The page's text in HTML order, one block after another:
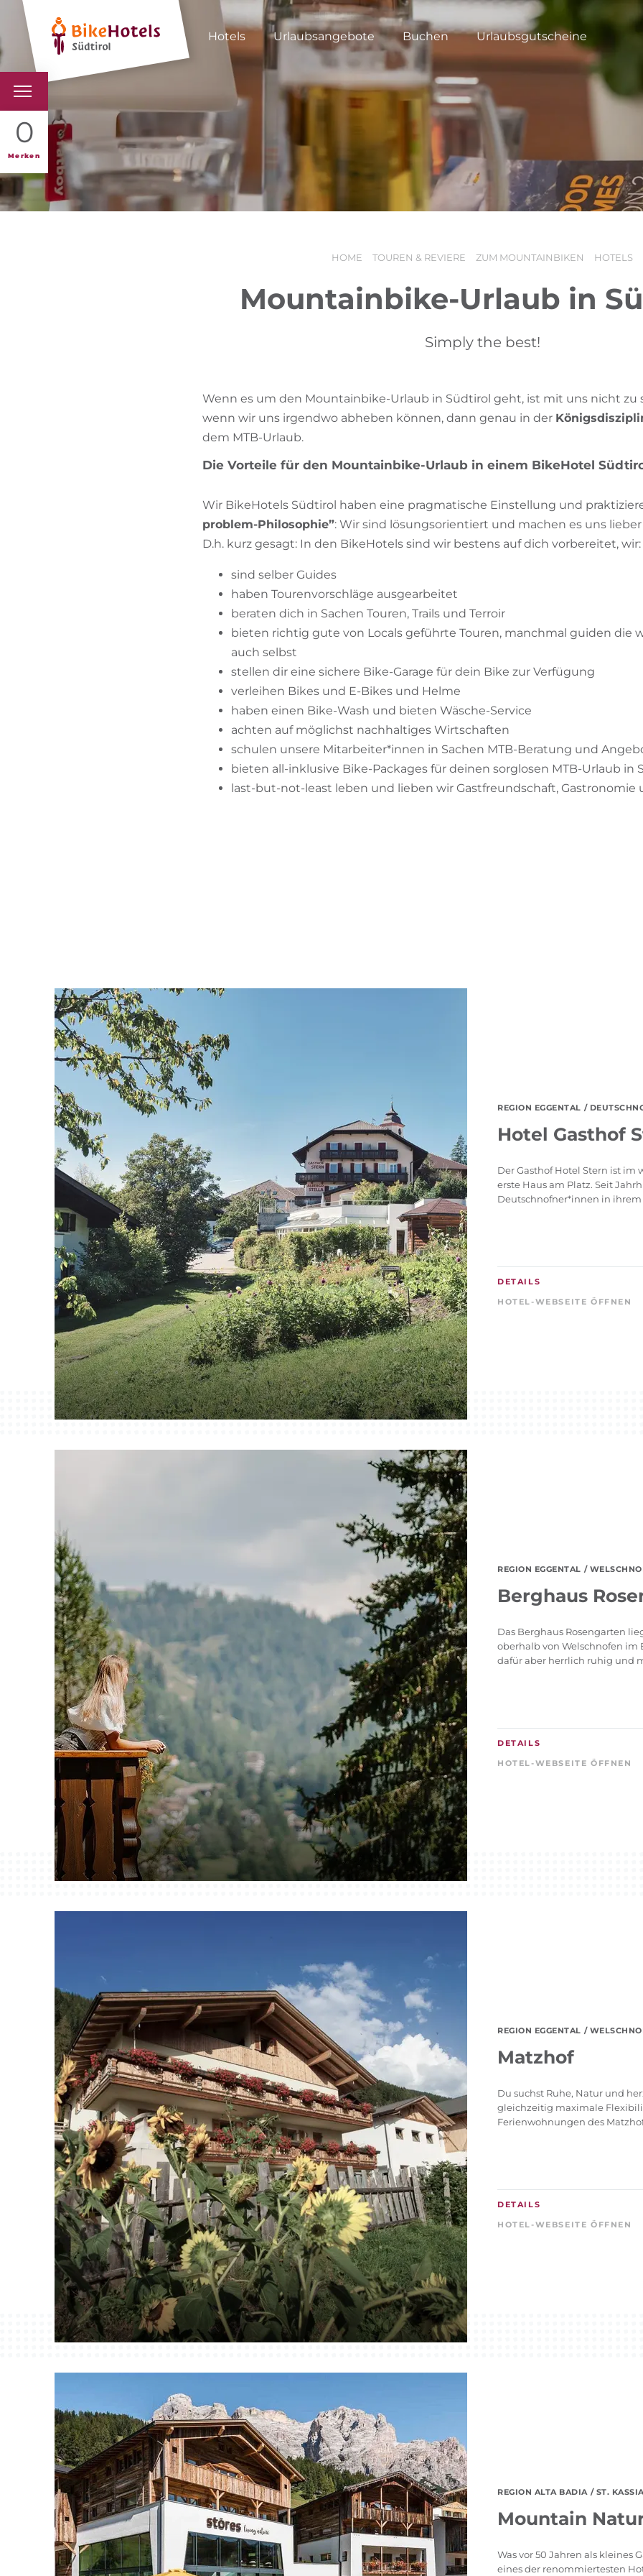
Hotels Urlaubsangebote Buchen Urlaubsgutscheine
0
Merken
BIKEHOTELS
HOTELS & PAKETE
TOUREN & REVIERE
HOME TOUREN & REVIERE ZUM MOUNTAINBIKEN HOTELS
Mountainbike-Urlaub in
Simply the best!
Wenn es um den Mountainbike-Urlaub in Südtirol geht, ist mit uns nicht zu
wenn wir uns irgendwo abheben können, dann genau in der
dem MTB-Urlaub.
Die Vorteile für den Mountainbike-Urlaub in einem BikeHotel
Wir BikeHotels Südtirol haben eine pragmatische Einstellung und
problem-Philosophie”: Wir sind lösungsorientiert und machen es uns
D.h. kurz gesagt: In den BikeHotels sind wir bestens auf dich vorbereitet, wir:
sind selber Guides
haben Tourenvorschläge ausgearbeitet
beraten dich in Sachen Touren, Trails und Terroir
bieten richtig gute von Locals geführte Touren, manchmal guiden die
auch selbst
stellen dir eine sichere Bike-Garage für dein Bike zur Verfügung
verleihen Bikes und E-Bikes und Helme
haben einen Bike-Wash und bieten Wäsche-Service
achten auf möglichst nachhaltiges Wirtschaften
schulen unsere Mitarbeiter*innen in Sachen MTB-Beratung und
bieten all-inklusive Bike-Packages für deinen sorglosen MTB-Urlaub in
last-but-not-least leben und lieben wir Gastfreundschaft, Gastronomie
REGION EGGENTAL /
Hotel Gasthof
Der Gasthof Hotel Stern ist im
erste Haus am Platz. Seit
Deutschnofner*innen in ihrem
DETAILS
HOTEL-WEBSEITE ÖFFNEN
REGION EGGENTAL /
Berghaus
Das Berghaus Rosengarten
oberhalb von Welschnofen im
dafür aber herrlich ruhig und
DETAILS
HOTEL-WEBSEITE ÖFFNEN
REGION EGGENTAL /
Matzhof
Du suchst Ruhe, Natur und
gleichzeitig maximale
Ferienwohnungen des
DETAILS
HOTEL-WEBSEITE ÖFFNEN
REGION ALTA BADIA / ST.
Mountain
Was vor 50 Jahren als kleines
eines der renommiertesten